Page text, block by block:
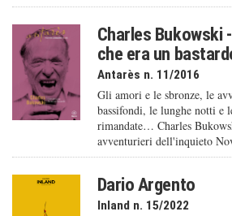
Charles Bukowski
che era un
Antarès n. 11/2016
Gli amori e le sbronze, le
bassifondi, le lunghe notti e
rimandate… Charles
avventurieri dell'inquieto
Dario Argento
Inland n. 15/2022